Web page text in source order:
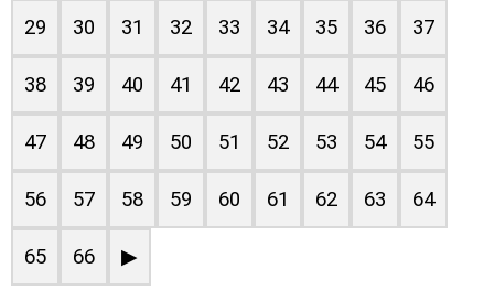
29 30 31 32 33 34 35 36 37
38 39 40 41 42 43 44 45 46
47 48 49 50 51 52 53 54 55
56 57 58 59 60 61 62 63 64
65 66 ▶